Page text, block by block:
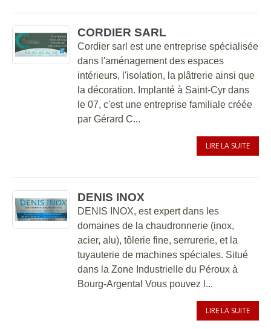
CORDIER SARL
Cordier sarl est une entreprise spécialisée
dans l'aménagement des espaces
intérieurs, l'isolation, la plâtrerie ainsi que
la décoration. Implanté à Saint-Cyr dans
le 07, c'est une entreprise familiale créée
par Gérard C...
LIRE LA SUITE
DENIS INOX
DENIS INOX, est expert dans les
domaines de la chaudronnerie (inox,
acier, alu), tôlerie fine, serrurerie, et la
tuyauterie de machines spéciales. Situé
dans la Zone Industrielle du Péroux à
Bourg-Argental Vous pouvez l...
LIRE LA SUITE